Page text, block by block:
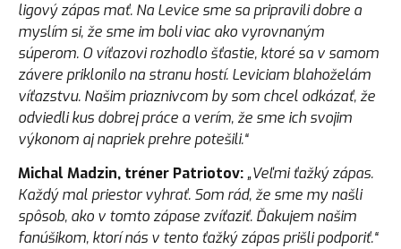
ligový zápas mať. Na Levice sme sa pripravili dobre a
myslím si, že sme im boli viac ako vyrovnaným
súperom. O víťazovi rozhodlo šťastie, ktoré sa v samom
závere priklonilo na stranu hostí. Leviciam blahoželám
víťazstvu. Našim priaznivcom by som chcel odkázať, že
odviedli kus dobrej práce a verím, že sme ich svojim
výkonom aj napriek prehre potešili.“
Michal Madzin, tréner Patriotov: „Veľmi ťažký zápas.
Každý mal priestor vyhrať. Som rád, že sme my našli
spôsob, ako v tomto zápase zvíťaziť. Ďakujem našim
fanúšikom, ktorí nás v tento ťažký zápas prišli podporiť.“